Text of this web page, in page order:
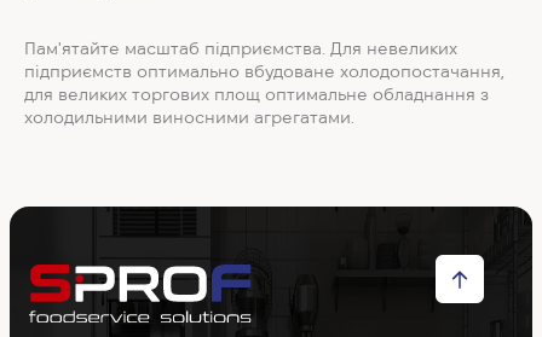
Пам'ятайте масштаб підприємства. Для невеликих
підприємств оптимально вбудоване холодопостачання,
для великих торгових площ оптимальне обладнання з
холодильними виносними агрегатами.